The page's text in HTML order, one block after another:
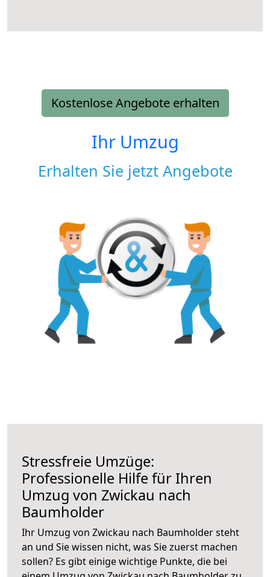
Kostenlose Angebote erhalten
Ihr Umzug
Erhalten Sie jetzt Angebote
Stressfreie Umzüge:
Professionelle Hilfe für Ihren
Umzug von Zwickau nach
Baumholder
Ihr Umzug von Zwickau nach Baumholder steht
an und Sie wissen nicht, was Sie zuerst machen
sollen? Es gibt einige wichtige Punkte, die bei